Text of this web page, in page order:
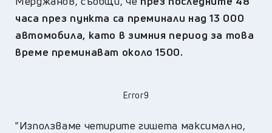
часа през пункта са преминали над 13 000
автомобила, като в зимния период за това
време преминават около 1500.
Error9
"Използваме четирите гишета максимално,